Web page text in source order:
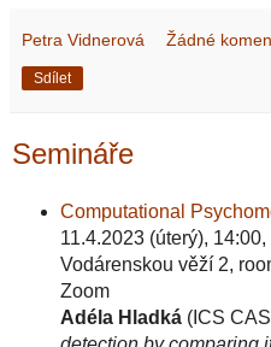
Petra Vidnerová Žádné
Sdílet
Semináře
Computational
11.4.2023 (úterý),
Vodárenskou věží 2,
Zoom
Adéla Hladká (ICS